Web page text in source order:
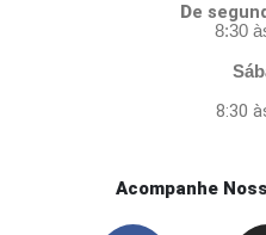
De
8:30
8:30
Acompanhe